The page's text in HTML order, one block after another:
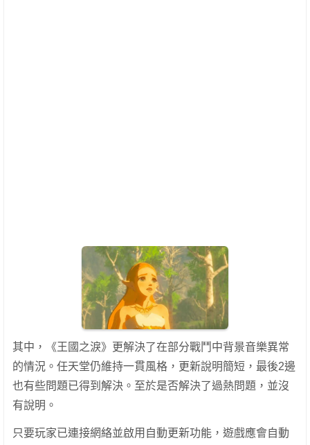
其中，《王國之淚》更解決了在部分戰鬥中背景音樂異常
的情況。任天堂仍維持一貫風格，更新說明簡短，最後2邊
也有些問題已得到解決。至於是否解決了過熱問題，並沒
有說明。
只要玩家已連接網絡並啟用自動更新功能，遊戲應會自動